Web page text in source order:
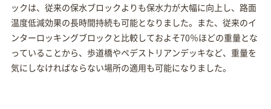
ックは、従来の保水ブロックよりも保水力が大幅に向上し、路面
温度低減効果の長時間持続も可能となりました。また、従来のイ
ンターロッキングブロックと比較しておよそ70％ほどの重量とな
っていることから、歩道橋やペデストリアンデッキなど、重量を
気にしなければならない場所の適用も可能になりました。